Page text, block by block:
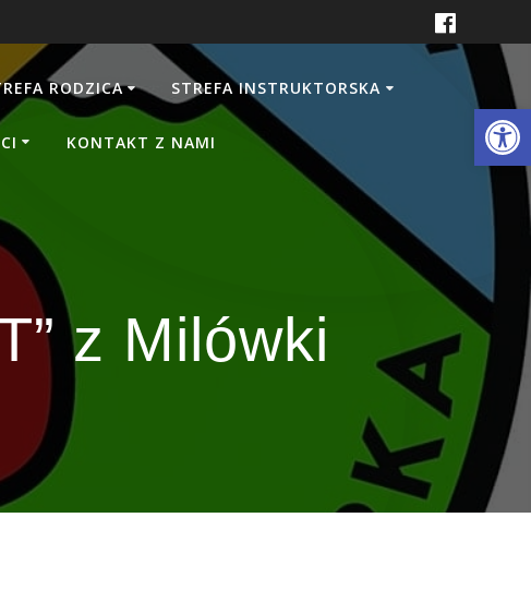
RODZICA STREFA INSTRUKTORSKA
KONTAKT Z NAMI
z Milówki